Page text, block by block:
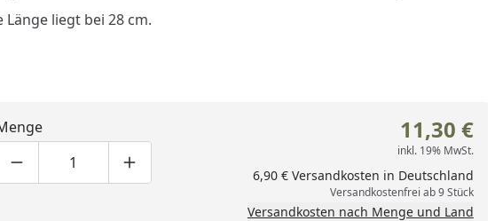
Länge liegt bei 28 cm.
Produktmenge um eins verringern
Produktmenge manuell eingeben
Produktmenge um eins erhöhen
11,30 €
inkl. 19% MwSt.
6,90 € Versandkosten in Deutschland
Versandkostenfrei ab 9 Stück
Versandkosten nach Menge und Land